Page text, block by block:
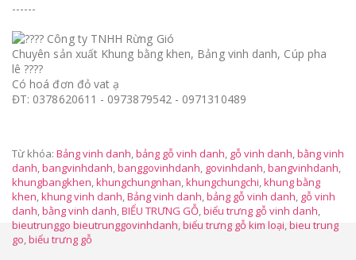
------
Công ty TNHH Rừng Gió
Chuyên sản xuất Khung bằng khen, Bảng vinh danh, Cúp pha
lê ????
Có hoá đơn đỏ vat ạ
ĐT: 0378620611 - 0973879542 - 0971310489
Từ khóa: Bảng vinh danh,bảng gỗ vinh danh, gỗ vinh danh,bằng vinh
danh,bangvinhdanh,banggovinhdanh, govinhdanh,bangvinhdanh,
khungbangkhen,khungchungnhan,khungchungchi,khung bằng
khen,khung vinh danh,Bảng vinh danh,bảng gỗ vinh danh, gỗ vinh
danh,bằng vinh danh,BIỂU TRƯNG GỖ,biểu trưng gỗ vinh danh,
bieutrunggo bieutrunggovinhdanh,biểu trưng gỗ kim loại,bieu trung
go,biểu trưng gỗ